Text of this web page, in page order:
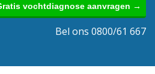
vochtdiagnose aanvragen →
Bel ons 0800/61 667